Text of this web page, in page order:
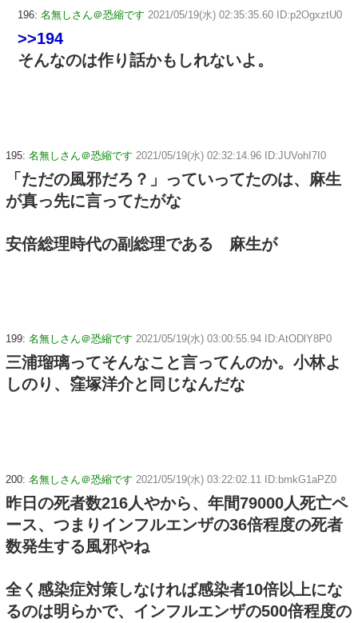
196: 名無しさん＠恐縮です 2021/05/19(水) 02:35:35.60 ID:p2OgxztU0
>>194
そんなのは作り話かもしれないよ。
195: 名無しさん＠恐縮です 2021/05/19(水) 02:32:14.96 ID:JUVohI7I0
「ただの風邪だろ？」っていってたのは、麻生
が真っ先に言ってたがな
安倍総理時代の副総理である 麻生が
199: 名無しさん＠恐縮です 2021/05/19(水) 03:00:55.94 ID:AtODlY8P0
三浦瑠璃ってそんなこと言ってんのか。小林よ
しのり、窪塚洋介と同じなんだな
200: 名無しさん＠恐縮です 2021/05/19(水) 03:22:02.11 ID:bmkG1aPZ0
昨日の死者数216人やから、年間79000人死亡ペ
ース、つまりインフルエンザの36倍程度の死者
数発生する風邪やね
全く感染症対策しなければ感染者10倍以上にな
るのは明らかで、インフルエンザの500倍程度の